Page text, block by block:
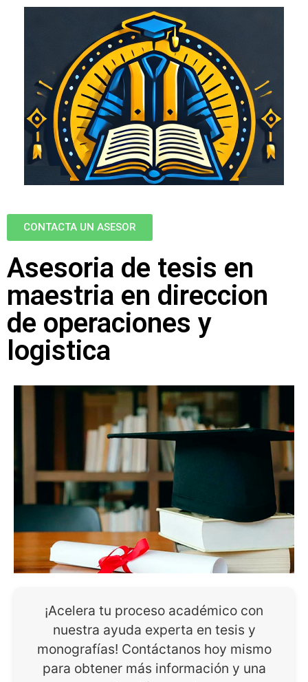
CONTACTA UN ASESOR
Asesoria de tesis en
maestria en direccion
de operaciones y
logistica
¡Acelera tu proceso académico con
nuestra ayuda experta en tesis y
monografías! Contáctanos hoy mismo
para obtener más información y una